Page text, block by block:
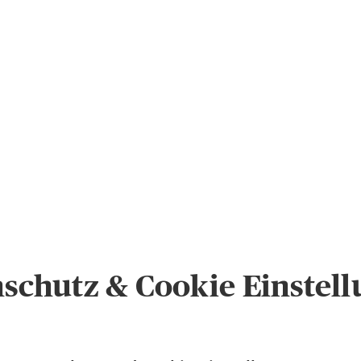
& Cookie